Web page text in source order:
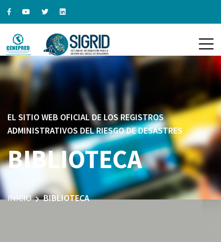
EL SITIO WEB OFICIAL DE LOS REGISTROS
ADMINISTRATIVOS DEL RIESGO DE DESASTRES
BIBLIOTECA
INICIO BIBLIOTECA